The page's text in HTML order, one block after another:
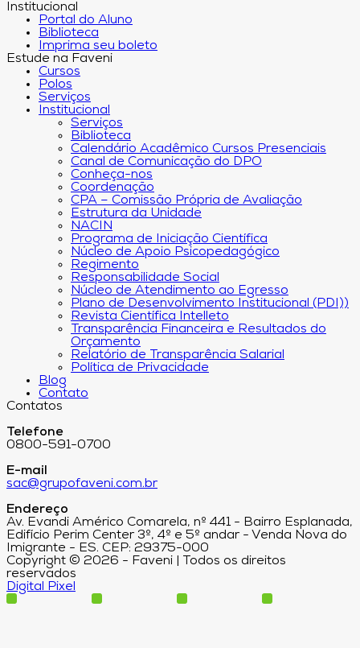
Institucional
Portal do Aluno
Biblioteca
Imprima seu boleto
Estude na Faveni
Cursos
Polos
Serviços
Institucional
Serviços
Biblioteca
Calendário Acadêmico Cursos Presenciais
Canal de Comunicação do DPO
Conheça-nos
Coordenação
CPA – Comissão Própria de Avaliação
Estrutura da Unidade
NACIN
Programa de Iniciação Científica
Núcleo de Apoio Psicopedagógico
Regimento
Responsabilidade Social
Núcleo de Atendimento ao Egresso
Plano de Desenvolvimento Institucional (PDI))
Revista Científica Intelleto
Transparência Financeira e Resultados do
Orçamento
Relatório de Transparência Salarial
Política de Privacidade
Blog
Contato
Contatos
Telefone
0800-591-0700
E-mail
sac@grupofaveni.com.br
Endereço
Av. Evandi Américo Comarela, nº 441 - Bairro Esplanada,
Edifício Perim Center 3º, 4º e 5º andar - Venda Nova do
Imigrante - ES. CEP: 29375-000
Copyright © 2026 - Faveni | Todos os direitos
reservados
Digital Pixel